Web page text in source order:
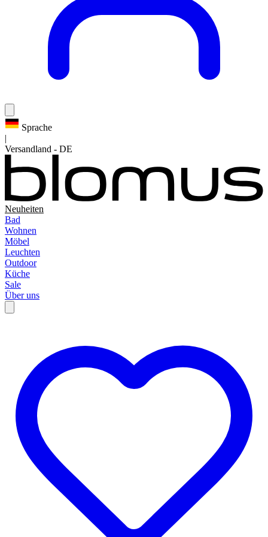
Sprache
|
Versandland - DE
Neuheiten
Bad
Wohnen
Möbel
Leuchten
Outdoor
Küche
Sale
Über uns